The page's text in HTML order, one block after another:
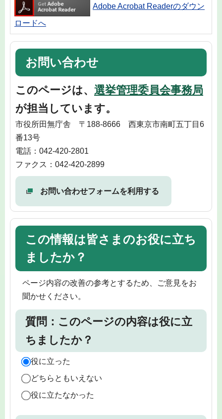
Adobe Acrobat Readerのダウン
ロードへ
お問い合わせ
このページは、 選挙管理委員会事務局
が担当しています。
市役所田無庁舎 〒188-8666 西東京市南町五丁目6
番13号
電話：042-420-2801
ファクス：042-420-2899
お問い合わせフォームを利用する
この情報は皆さまのお役に立ち
ましたか？
ページ内容の改善の参考とするため、ご意見をお
聞かせください。
質問：このページの内容は役に立
ちましたか？
役に立った
どちらともいえない
役に立たなかった